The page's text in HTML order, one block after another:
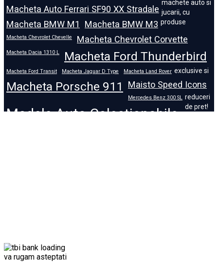
Macheta Auto Ferrari SF90 XX Stradale
Macheta BMW M1
Macheta BMW M3
Macheta Chevrolet Chevelle Macheta Chevrolet Corvette
Macheta Dacia 1310 L Macheta Ford Thunderbird
Macheta Ford Transit Macheta Jaguar D Type Macheta Land Rover
Macheta Porsche 911 Maisto Speed Icons
Mercedes Benz 300 SL
Modele Auto Colecționabile.
machete auto si
jucarii, cu
produse
exclusive si
reduceri
de pret!
va rugam asteptati